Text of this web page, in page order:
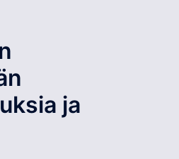
ja